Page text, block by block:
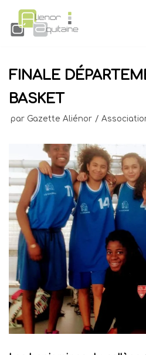
Aller
au
FINALE
BASKET
par Gazette Aliénor